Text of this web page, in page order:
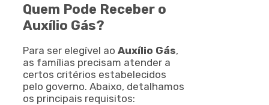
Quem Pode Receber o
Auxílio Gás?
Para ser elegível ao Auxílio Gás,
as famílias precisam atender a
certos critérios estabelecidos
pelo governo. Abaixo, detalhamos
os principais requisitos: